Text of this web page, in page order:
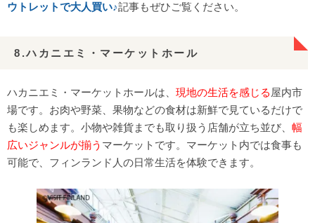
ウトレットで大人買い♪記事もぜひご覧ください。
8.ハカニエミ・マーケットホール
ハカニエミ・マーケットホールは、 現地の生活を感じる屋内市
場です。お肉や野菜、果物などの食材は新鮮で見ているだけで
も楽しめます。小物や雑貨までも取り扱う店舗が立ち並び、 幅
広いジャンルが揃う マーケットです。マーケット内では食事も
可能で、フィンランド人の日常生活を体験できます。